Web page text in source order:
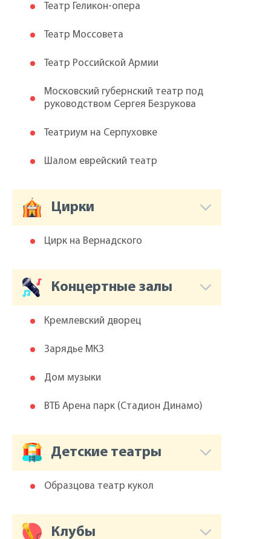
Театр Геликон-опера
Театр Моссовета
Театр Российской Армии
Московский губернский театр под
руководством Сергея Безрукова
Театриум на Серпуховке
Шалом еврейский театр
Цирки
Цирк на Вернадского
Концертные залы
Кремлевский дворец
Зарядье МКЗ
Дом музыки
ВТБ Арена парк (Cтадион Динамо)
Детские театры
Образцова театр кукол
Клубы